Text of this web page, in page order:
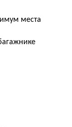
места